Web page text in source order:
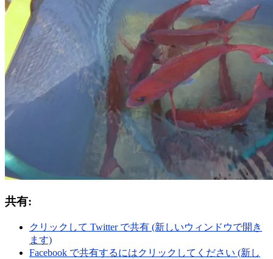
共有:
クリックして Twitter で共有 (新しいウィンドウで開き
ます)
Facebook で共有するにはクリックしてください (新し